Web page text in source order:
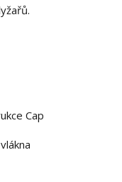
Cap